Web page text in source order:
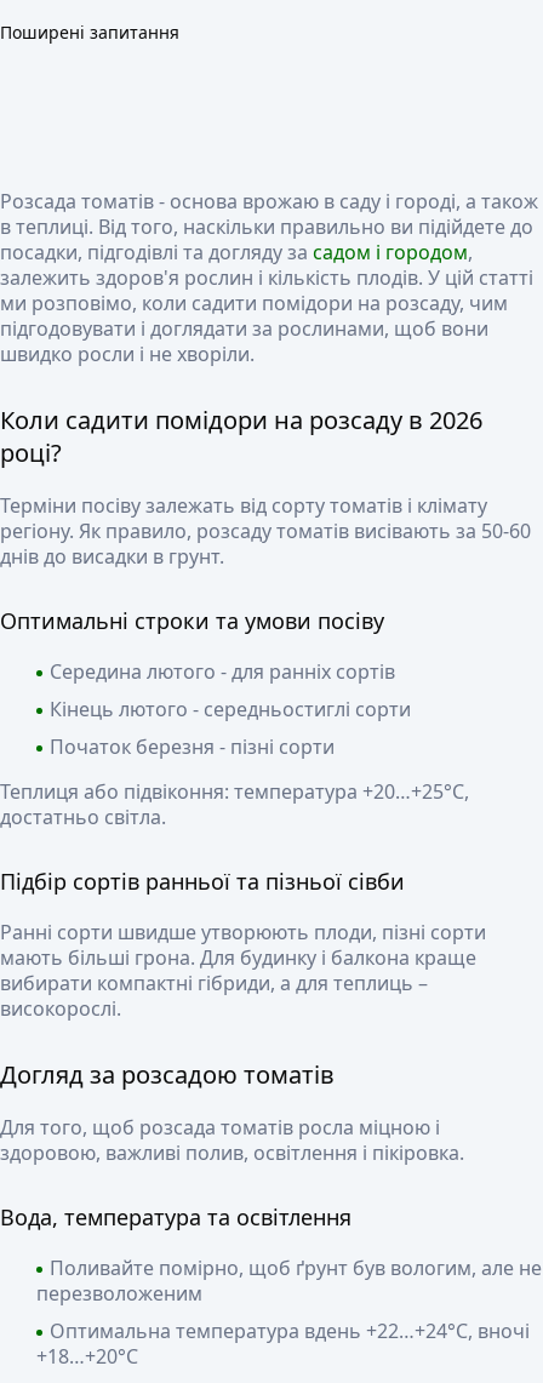
Поширені запитання
Розсада томатів - основа врожаю в саду і городі, а також
в теплиці. Від того, наскільки правильно ви підійдете до
посадки, підгодівлі та догляду за садом і городом,
залежить здоров'я рослин і кількість плодів. У цій статті
ми розповімо, коли садити помідори на розсаду, чим
підгодовувати і доглядати за рослинами, щоб вони
швидко росли і не хворіли.
Коли садити помідори на розсаду в 2026
році?
Терміни посіву залежать від сорту томатів і клімату
регіону. Як правило, розсаду томатів висівають за 50-60
днів до висадки в грунт.
Оптимальні строки та умови посіву
Середина лютого - для ранніх сортів
Кінець лютого - середньостиглі сорти
Початок березня - пізні сорти
Теплиця або підвіконня: температура +20…+25°C,
достатньо світла.
Підбір сортів ранньої та пізньої сівби
Ранні сорти швидше утворюють плоди, пізні сорти
мають більші грона. Для будинку і балкона краще
вибирати компактні гібриди, а для теплиць –
високорослі.
Догляд за розсадою томатів
Для того, щоб розсада томатів росла міцною і
здоровою, важливі полив, освітлення і пікіровка.
Вода, температура та освітлення
Поливайте помірно, щоб ґрунт був вологим, але не
перезволоженим
Оптимальна температура вдень +22…+24°C, вночі
+18…+20°C